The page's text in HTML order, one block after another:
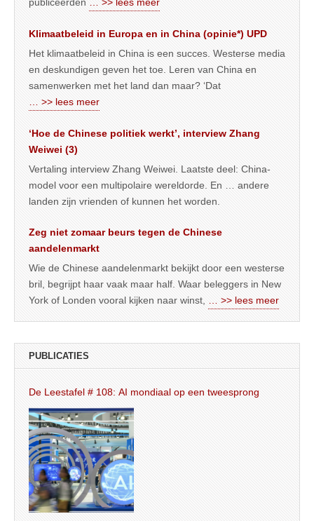
Klimaatbeleid in Europa en in China (opinie*) UPD
Het klimaatbeleid in China is een succes. Westerse media
en deskundigen geven het toe. Leren van China en
samenwerken met het land dan maar? ‘Dat
… >> lees meer
‘Hoe de Chinese politiek werkt’, interview Zhang
Weiwei (3)
Vertaling interview Zhang Weiwei. Laatste deel: China-
model voor een multipolaire wereldorde. En … andere
landen zijn vrienden of kunnen het worden.
Zeg niet zomaar beurs tegen de Chinese
aandelenmarkt
Wie de Chinese aandelenmarkt bekijkt door een westerse
bril, begrijpt haar vaak maar half. Waar beleggers in New
York of Londen vooral kijken naar winst,
… >> lees meer
PUBLICATIES
De Leestafel # 108: AI mondiaal op een tweesprong